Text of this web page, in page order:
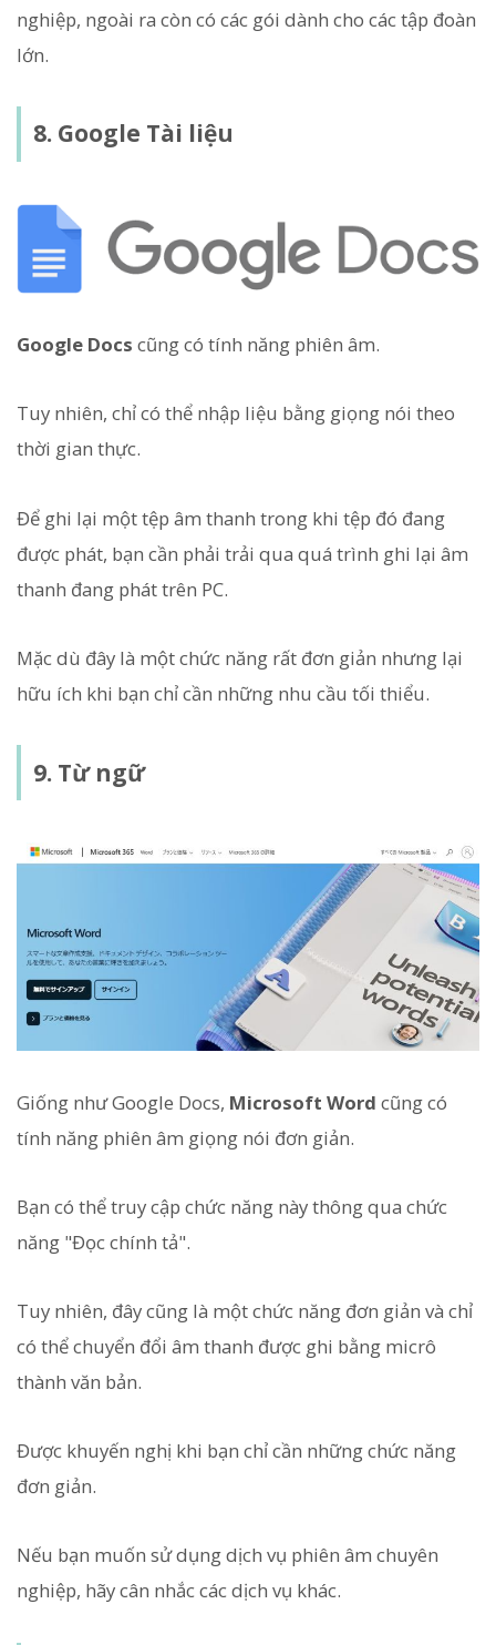
nghiệp, ngoài ra còn có các gói dành cho các tập đoàn
lớn.
8. Google Tài liệu
Google Docs cũng có tính năng phiên âm.
Tuy nhiên, chỉ có thể nhập liệu bằng giọng nói theo
thời gian thực.
Để ghi lại một tệp âm thanh trong khi tệp đó đang
được phát, bạn cần phải trải qua quá trình ghi lại âm
thanh đang phát trên PC.
Mặc dù đây là một chức năng rất đơn giản nhưng lại
hữu ích khi bạn chỉ cần những nhu cầu tối thiểu.
9. Từ ngữ
Giống như Google Docs, Microsoft Word cũng có
tính năng phiên âm giọng nói đơn giản.
Bạn có thể truy cập chức năng này thông qua chức
năng "Đọc chính tả".
Tuy nhiên, đây cũng là một chức năng đơn giản và chỉ
có thể chuyển đổi âm thanh được ghi bằng micrô
thành văn bản.
Được khuyến nghị khi bạn chỉ cần những chức năng
đơn giản.
Nếu bạn muốn sử dụng dịch vụ phiên âm chuyên
nghiệp, hãy cân nhắc các dịch vụ khác.